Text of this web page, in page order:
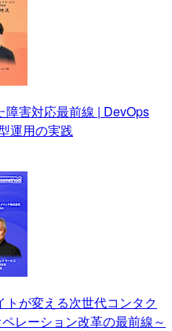
障害対応最前線 | DevOps
運用の実践
トが変える次世代コンタク
レーション改革の最前線～